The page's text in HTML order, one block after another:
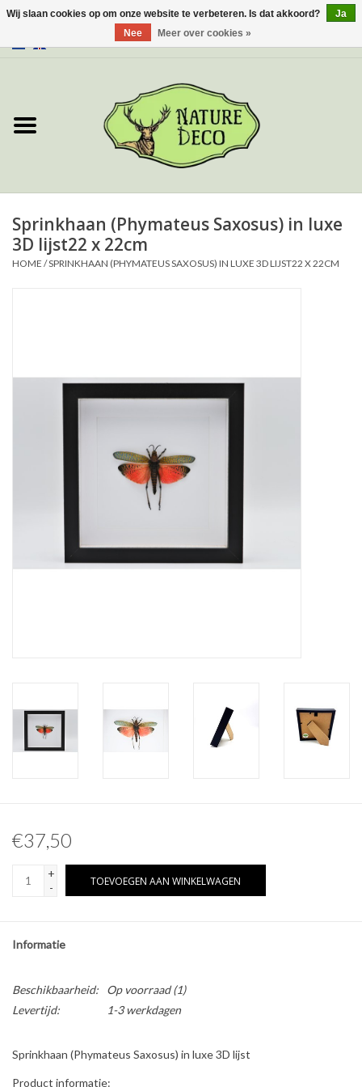
Over ons
Nieuw
Sieraden
Prepareerbenodigdheden
Huiden & vachten
Hoorns & Geweien
Pokémon
Sprinkhaan (Phymateus Saxosus) in luxe
3D lijst22 x 22cm
HOME /SPRINKHAAN (PHYMATEUS SAXOSUS) IN LUXE 3D LIJST22 X 22CM
€37,50
+
-
TOEVOEGEN AAN WINKELWAGEN
Informatie
Beschikbaarheid: Op voorraad(1)
Levertijd:
1-3 werkdagen
Sprinkhaan (Phymateus Saxosus) in luxe 3D lijst
Product informatie:
Wij slaan cookies op om onze website te verbeteren. Is dat akkoord?
Ja
Nee
Meer over cookies »